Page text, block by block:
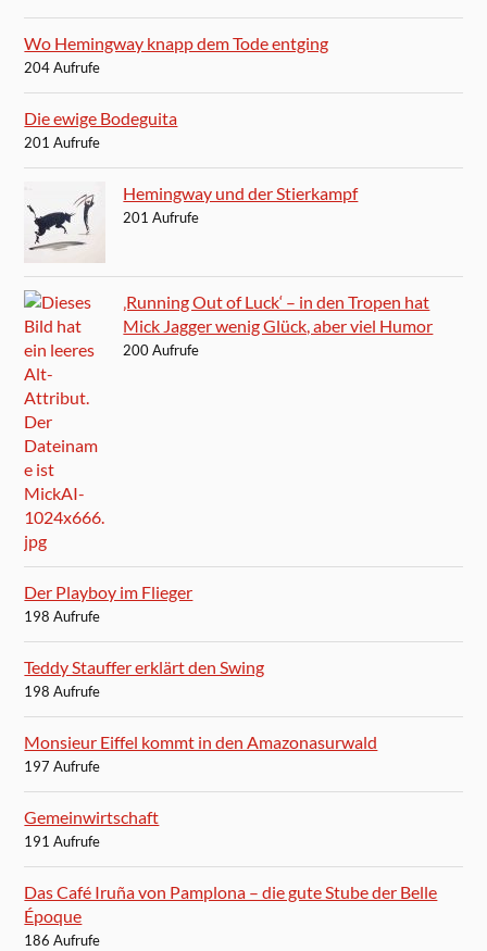
Wo Hemingway knapp dem Tode entging
204 Aufrufe
Die ewige Bodeguita
201 Aufrufe
Hemingway und der Stierkampf
201 Aufrufe
‚Running Out of Luck‘ – in den Tropen hat
Mick Jagger wenig Glück, aber viel Humor
200 Aufrufe
Der Playboy im Flieger
198 Aufrufe
Teddy Stauffer erklärt den Swing
198 Aufrufe
Monsieur Eiffel kommt in den Amazonasurwald
197 Aufrufe
Gemeinwirtschaft
191 Aufrufe
Das Café Iruña von Pamplona – die gute Stube der Belle
Époque
186 Aufrufe